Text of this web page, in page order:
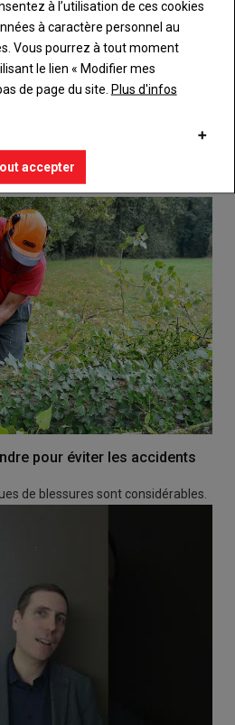
formule et créez votre
à tout {nom-site}.
un compte
pour éviter les accidents
de blessures sont considérables.
à l’utilisation de ces cookies
à caractère personnel au
Vous pourrez à tout moment
le lien « Modifier mes
de page du site. Plus d'infos
accepter